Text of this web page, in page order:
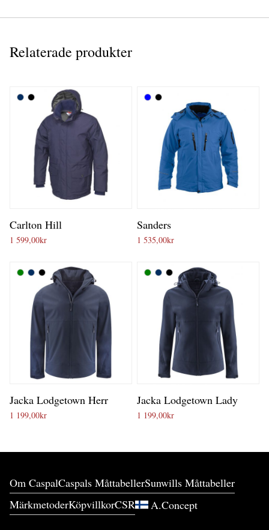
Relaterade produkter
Carlton Hill
1 599,00kr
Sanders
1 535,00kr
Jacka Lodgetown Herr
1 199,00kr
Jacka Lodgetown Lady
1 199,00kr
Om CaspalCaspals MåttabellerSunwills Måttabeller
MärkmetoderKöpvillkorCSR A.Concept